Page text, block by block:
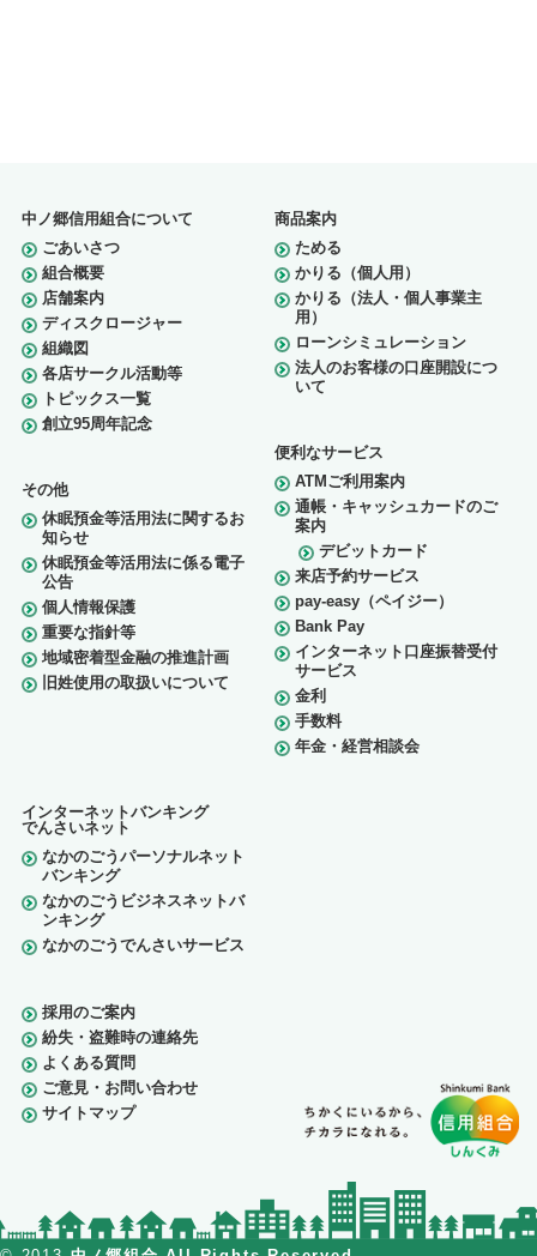
中ノ郷信用組合について
ごあいさつ
組合概要
店舗案内
ディスクロージャー
組織図
各店サークル活動等
トピックス一覧
創立95周年記念
その他
休眠預金等活用法に関するお
知らせ
休眠預金等活用法に係る電子
公告
個人情報保護
重要な指針等
地域密着型金融の推進計画
旧姓使用の取扱いについて
商品案内
ためる
かりる（個人用）
かりる（法人・個人事業主
用）
ローンシミュレーション
法人のお客様の口座開設につ
いて
便利なサービス
ATMご利用案内
通帳・キャッシュカードのご
案内
デビットカード
来店予約サービス
pay-easy（ペイジー）
Bank Pay
インターネット口座振替受付
サービス
金利
手数料
年金・経営相談会
インターネットバンキング
でんさいネット
なかのごうパーソナルネット
バンキング
なかのごうビジネスネットバ
ンキング
なかのごうでんさいサービス
採用のご案内
紛失・盗難時の連絡先
よくある質問
ご意見・お問い合わせ
サイトマップ